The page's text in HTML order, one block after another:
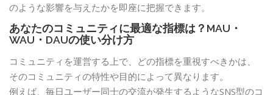
のような影響を与えたかを即座に把握できます。
あなたのコミュニティに最適な指標は？MAU・
WAU・DAUの使い分け方
コミュニティを運営する上で、どの指標を重視すべきかは、
そのコミュニティの特性や目的によって異なります。
例えば、毎日ユーザー同士の交流が発生するようなSNS型のコ